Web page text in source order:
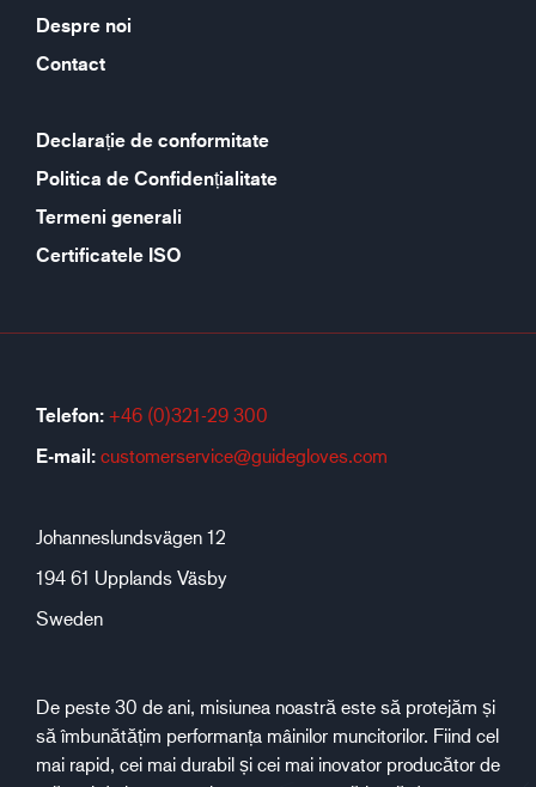
Despre noi
Contact
Declarație de conformitate
Politica de Confidențialitate
Termeni generali
Certificatele ISO
Telefon: +46 (0)321-29 300
E-mail: customerservice@guidegloves.com
Johanneslundsvägen 12
194 61 Upplands Väsby
Sweden
De peste 30 de ani, misiunea noastră este să protejăm și
să îmbunătățim performanța mâinilor muncitorilor. Fiind cel
mai rapid, cei mai durabil și cei mai inovator producător de